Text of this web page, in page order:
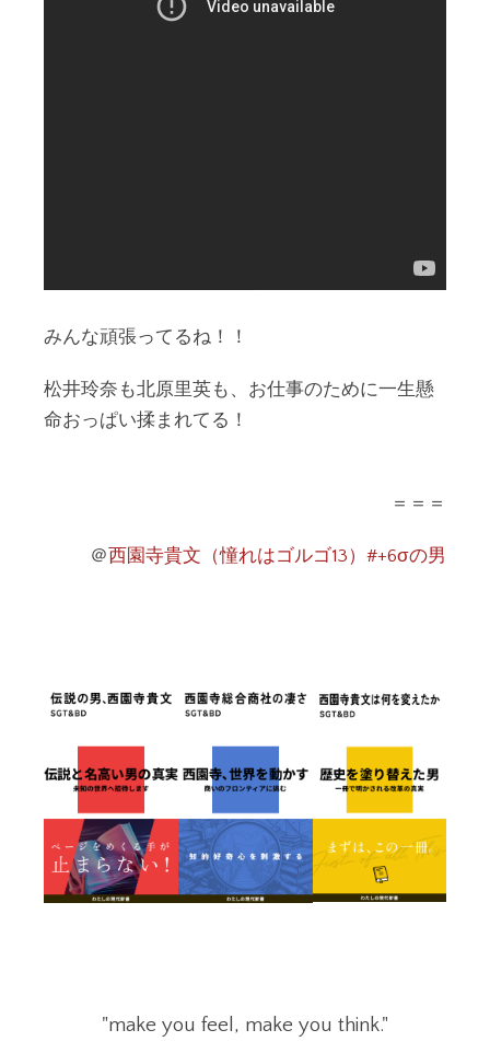
みんな頑張ってるね！！
松井玲奈も北原里英も、お仕事のために一生懸
命おっぱい揉まれてる！
＝＝＝
＠西園寺貴文（憧れはゴルゴ13）#+6σの男
"make you feel, make you think."